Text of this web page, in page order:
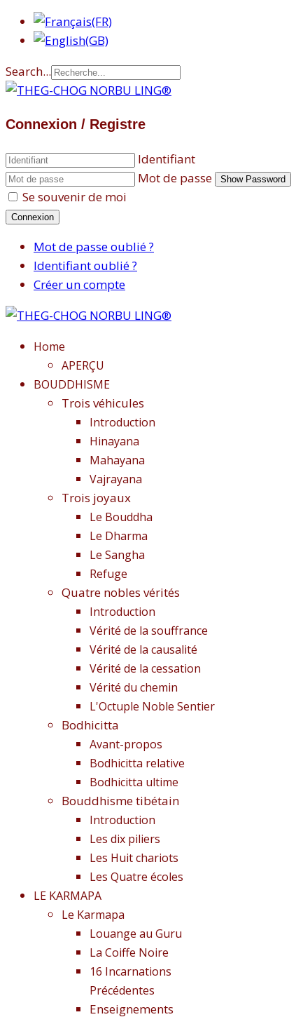
Search...
Connexion / Registre
Identifiant
Mot de passe
Show Password
Se souvenir de moi
Connexion
Mot de passe oublié ?
Identifiant oublié ?
Créer un compte
Home
APERÇU
BOUDDHISME
Trois véhicules
Introduction
Hinayana
Mahayana
Vajrayana
Trois joyaux
Le Bouddha
Le Dharma
Le Sangha
Refuge
Quatre nobles vérités
Introduction
Vérité de la souffrance
Vérité de la causalité
Vérité de la cessation
Vérité du chemin
L'Octuple Noble Sentier
Bodhicitta
Avant-propos
Bodhicitta relative
Bodhicitta ultime
Bouddhisme tibétain
Introduction
Les dix piliers
Les Huit chariots
Les Quatre écoles
LE KARMAPA
Le Karmapa
Louange au Guru
La Coiffe Noire
16 Incarnations
Précédentes
Enseignements